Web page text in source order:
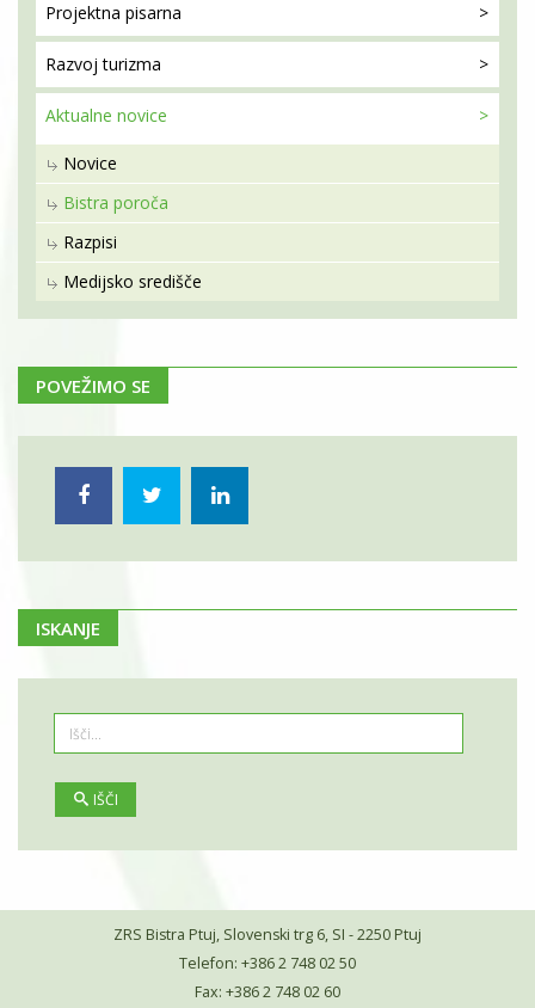
Projektna pisarna
Razvoj turizma
Aktualne novice
Novice
Bistra poroča
Razpisi
Medijsko središče
POVEŽIMO SE
ISKANJE
IŠČI
ZRS Bistra Ptuj, Slovenski trg 6, SI - 2250 Ptuj
Telefon: +386 2 748 02 50
Fax: +386 2 748 02 60